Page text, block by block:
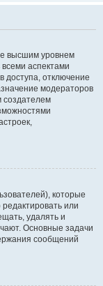
высшим уровнем
аспектами
доступа, отключение
модераторов
создателем
которые
или
удалять и
Основные задачи
сообщений